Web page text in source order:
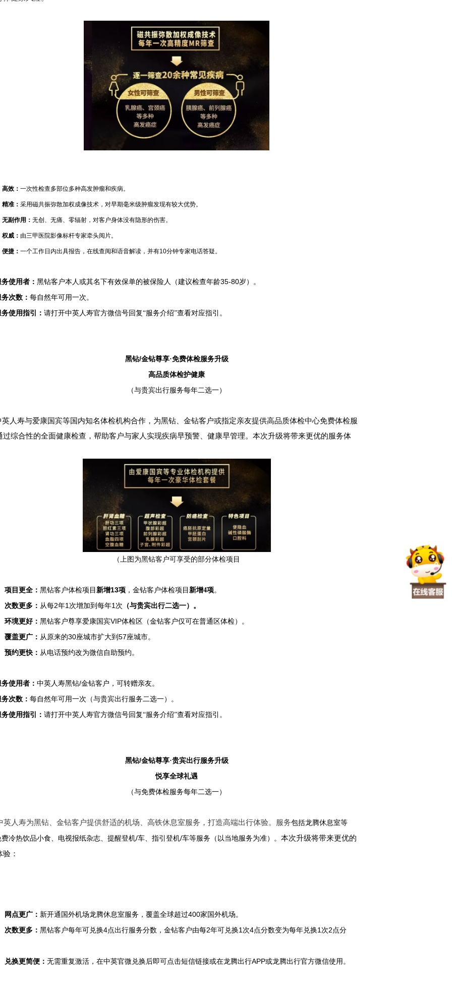
效：一次性检查多部位多种高发肿瘤和疾病。
准：采用磁共振弥散加权成像技术，对早期毫米级肿瘤发现有较大优势。
副作用：无创、无痛、零辐射，对客户身体没有隐形的伤害。
威： 由三甲医院影像标杆专家牵头阅片。
捷：一个工作日内出具报告，在线查阅和语音解读，并有10分钟专家电话答疑。
务使用者： 黑钻客户本人或其名下有效保单的被保险人（建议检查年龄35-80岁）。
务次数： 每自然年可用一次。
务使用指引： 请打开中英人寿官方微信号回复“服务介绍”查看对应指引。
黑钻/金钻尊享·免费体检服务升级
高品质体检护健康
（与贵宾出行服务每年二选一）
英人寿与爱康国宾等国内知名体检机构合作，为黑钻、金钻客户或指定亲友提供高品质体检中心免费体检服
过综合性的全面健康检查，帮助客户与家人实现疾病早预警、健康早管理。本次升级将带来更优的服务体
（上图为黑钻客户可享受的部分体检项目
目更全：黑钻客户体检项目新增13项 ，金钻客户体检项目新增4项。
数更多： 从每2年1 次增加到每年1 次 （与贵宾出行二选一）。
境更好：黑钻客户尊享爱康国宾VIP体检区（金钻客户仅可在普通区体检）。
盖更广： 从原来的30座城市扩大到57座城市。
约更快： 从电话预约改为微信自助预约。
务使用者： 中英人寿黑钻/金钻客户，可转赠亲友。
务次数： 每自然年可用一次（与贵宾出行服务二选一）。
务使用指引： 请打开中英人寿官方微信号回复“服务介绍”查看对应指引。
黑钻/金钻尊享·贵宾出行服务升级
悦享全球礼遇
（与免费体检服务每年二选一）
英人寿为黑钻、金钻客户提供舒适的机场、高铁休息室服务，打造高端出行体验。服务包括龙腾休息室等
冷热饮品小食、电视报纸杂志、提醒登机/车、指引登机/车等服务（以当地服务为准）。 本次升级将带来更优的
验：
点更广： 新开通国外机场龙腾休息室服务，覆盖全球超过400家 国外机场。
数更多：黑钻客户每年可兑换4点出行服务分数，金钻客户由每2年可兑换1 次4点分数变为每年兑换1 次2点分
换更简便：无需重复激活，在中英官微兑换后即可点击短信链接或在龙腾出行APP或龙腾出行官方微信使用。